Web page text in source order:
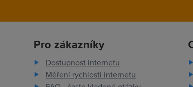
Pro zákazníky
Dostupnost internetu
Měření rychlosti internetu